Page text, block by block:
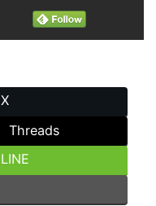
X
Threads
LINE